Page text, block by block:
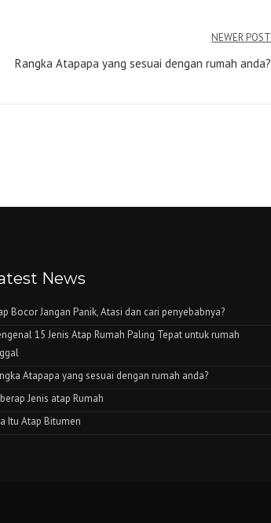
NEWER POST
Rangka Atapapa yang sesuai dengan rumah anda?
News
Bocor Jangan Panik, Atasi dan cari penyebabnya?
15 Jenis Atap Rumah Paling Tepat untuk rumah
Atapapa yang sesuai dengan rumah anda?
Jenis atap Rumah
Itu Atap Bitumen